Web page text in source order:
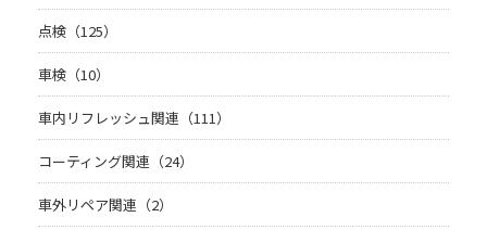
点検（125）
車検（10）
車内リフレッシュ関連（111）
コーティング関連（24）
車外リペア関連（2）